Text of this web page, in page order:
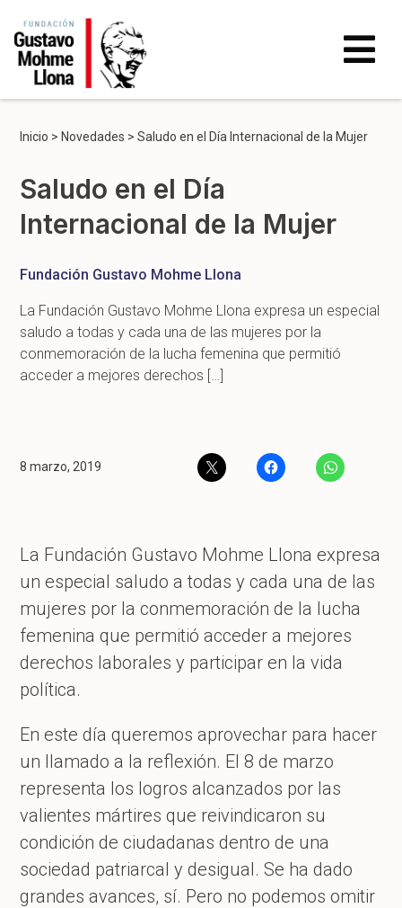
Inicio > Novedades >Saludo en el Día Internacional de la Mujer
Saludo en el Día
Internacional de la Mujer
Fundación Gustavo Mohme Llona
La Fundación Gustavo Mohme Llona expresa un especial
saludo a todas y cada una de las mujeres por la
conmemoración de la lucha femenina que permitió
acceder a mejores derechos […]
8 marzo, 2019
La Fundación Gustavo Mohme Llona expresa
un especial saludo a todas y cada una de las
mujeres por la conmemoración de la lucha
femenina que permitió acceder a mejores
derechos laborales y participar en la vida
política.
En este día queremos aprovechar para hacer
un llamado a la reflexión. El 8 de marzo
representa los logros alcanzados por las
valientes mártires que reivindicaron su
condición de ciudadanas dentro de una
sociedad patriarcal y desigual. Se ha dado
grandes avances, sí. Pero no podemos omitir